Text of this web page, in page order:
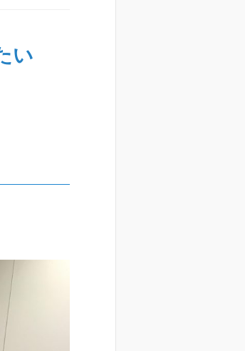
い